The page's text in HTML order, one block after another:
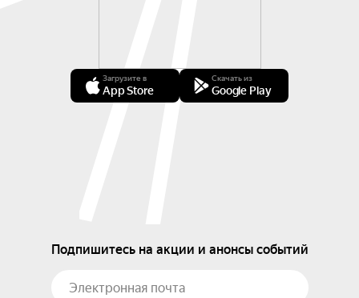
Загрузите в
App Store
Скачать из
Google Play
Подпишитесь на акции и анонсы событий